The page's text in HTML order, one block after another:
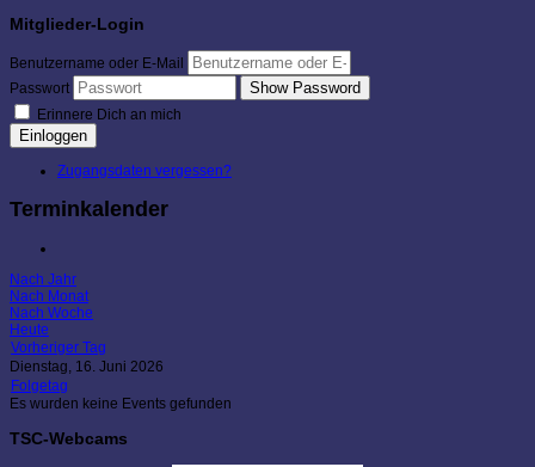
Mitglieder-Login
Benutzername oder E-Mail
Passwort
Show Password
Erinnere Dich an mich
Einloggen
Zugangsdaten vergessen?
Terminkalender
Nach Jahr
Nach Monat
Nach Woche
Heute
Vorheriger Tag
Dienstag, 16. Juni 2026
Folgetag
Es wurden keine Events gefunden
TSC-Webcams